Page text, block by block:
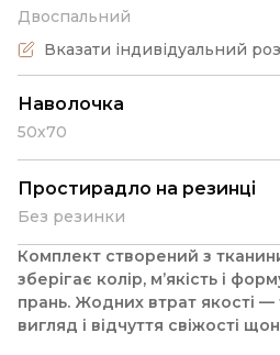
Двоспальний
Вказати індивідуальний
Наволочка
50х70
Простирадло на резинці
Без резинки
Комплект створений з
зберігає колір, м’якість і
прань. Жодних втрат якості —
вигляд і відчуття свіжості